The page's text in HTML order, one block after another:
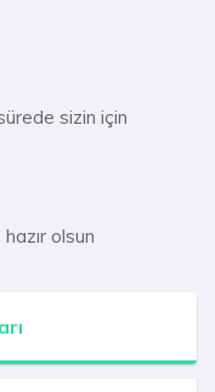
sizin için
olsun